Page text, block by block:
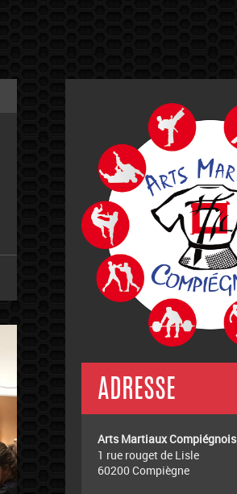
ADRESSE
Arts Martiaux Compiégnois
1 rue rouget de Lisle
60200 Compiègne